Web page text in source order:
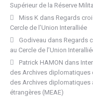
Supérieur de la Réserve
Miss K dans Regards
Cercle de l’Union Interalliée
Godiveau dans Regards
au Cercle de l’Union
Patrick HAMON dans
des Archives diplomatiques
des Archives diplomatiques
étrangères (MEAE)